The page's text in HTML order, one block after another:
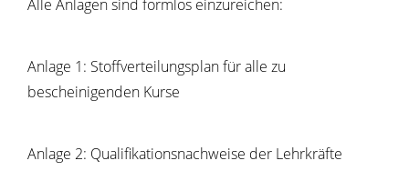
Alle Anlagen sind formlos einzureichen:
Anlage 1: Stoffverteilungsplan für alle zu
bescheinigenden Kurse
Anlage 2: Qualifikationsnachweise der Lehrkräfte